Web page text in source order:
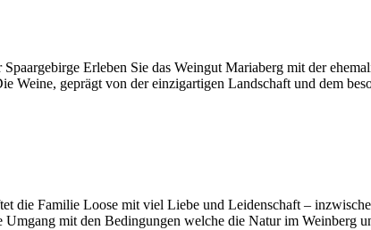
Erleben Sie das Weingut Mariaberg mit der
Weine, geprägt von der einzigartigen Landschaft und dem
die Familie Loose mit viel Liebe und Leidenschaft –
mit den Bedingungen welche die Natur im Weinberg